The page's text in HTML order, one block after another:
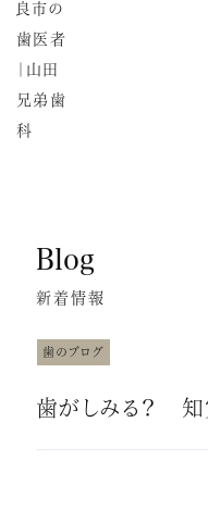
医院紹介
特徴・治療の流れ
スタッフブログ
Blog
新着情報
歯のブログ
歯がしみる？ 知